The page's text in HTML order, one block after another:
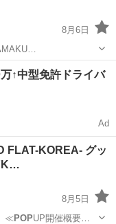
8月6日
↑中型免許ドライバ
Ad
FLAT-KOREA- グッ
8月5日
-UP STORE… トです。 ≪ POPUP開催概要≫